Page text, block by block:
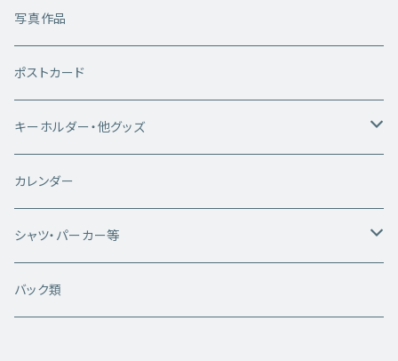
写真作品
ポストカード
キーホルダー・他グッズ
キーホルダー
雑貨類
カレンダー
シャツ・パーカー等
白いシカちゃんシリーズ
バック類